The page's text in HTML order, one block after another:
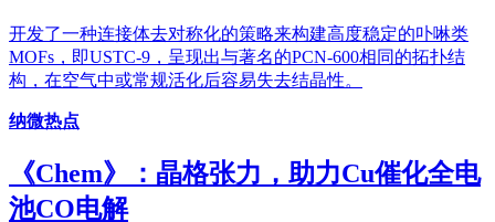
开发了一种连接体去对称化的策略来构建高度稳定的卟啉类
MOFs，即USTC-9，呈现出与著名的PCN-600相同的拓扑结
构，在空气中或常规活化后容易失去结晶性。
纳微热点
《Chem》：晶格张力，助力Cu催化全电
池CO电解